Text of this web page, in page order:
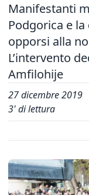
Manifestanti
Podgorica e
opporsi alla
L’intervento
Amfilohije
27 dicembre 2019
3' di lettura